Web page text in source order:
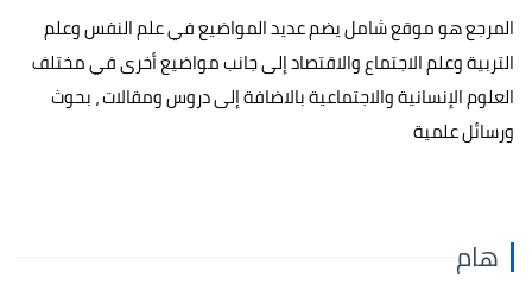
المرجع هو موقع شامل يضم عديد المواضيع في علم النفس وعلم
التربية وعلم الاجتماع والاقتصاد إلى جانب مواضيع أخرى في مختلف
العلوم الإنسانية والاجتماعية بالاضافة إلى دروس ومقالات ، بحوث
ورسائل علمية
هام